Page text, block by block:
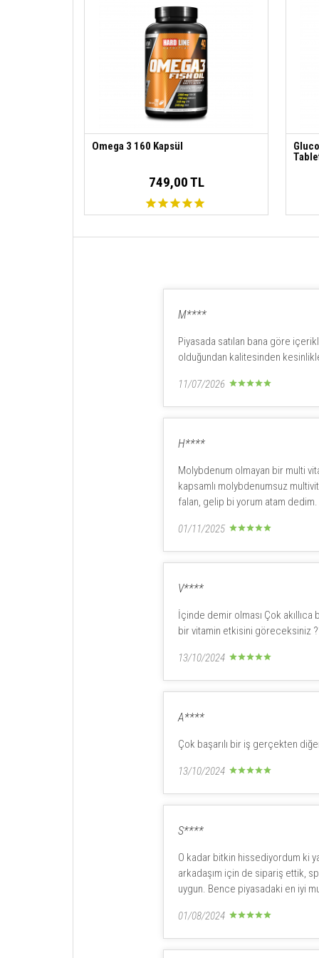
Omega 3 160 Kapsül
749,00 TL
M****
Piyasada satılan bana göre
olduğundan kalitesinden
11/07/2026
H****
Molybdenum olmayan bir multi
kapsamlı molybdenumsuz
falan, gelip bi yorum atam dedim.
01/11/2025
V****
İçinde demir olması Çok
bir vitamin etkisini göreceksiniz
13/10/2024
A****
Çok başarılı bir iş gerçekten
13/10/2024
S****
O kadar bitkin hissediyordum ki
arkadaşım için de sipariş ettik,
uygun. Bence piyasadaki en iyi
01/08/2024